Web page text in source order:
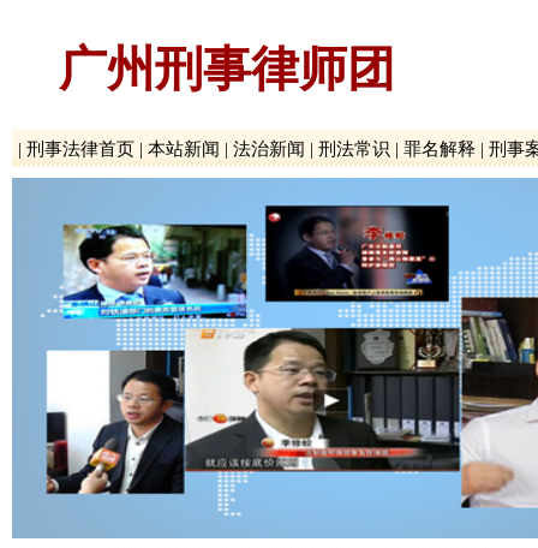
广州刑事律师团
| 刑事法律首页 | 本站新闻 | 法治新闻 | 刑法常识 | 罪名解释 | 刑事